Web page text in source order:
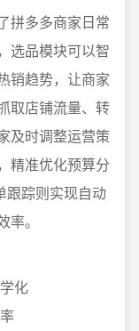
拼多多商家日常
选品模块可以智
销趋势，让商家
取店铺流量、转
及时调整运营策
精准优化预算分
跟踪则实现自动
。
化